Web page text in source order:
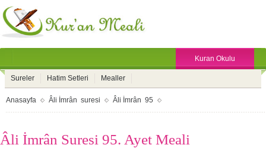
Kuran Okulu
Sureler Hatim Setleri Mealler
Anasayfa Âli İmrân suresi Âli İmrân 95
Âli İmrân Suresi 95. Ayet Meali